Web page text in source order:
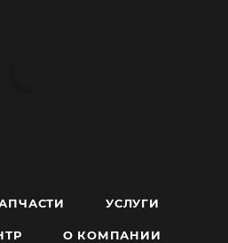
УСЛУГИ
О КОМПАНИИ